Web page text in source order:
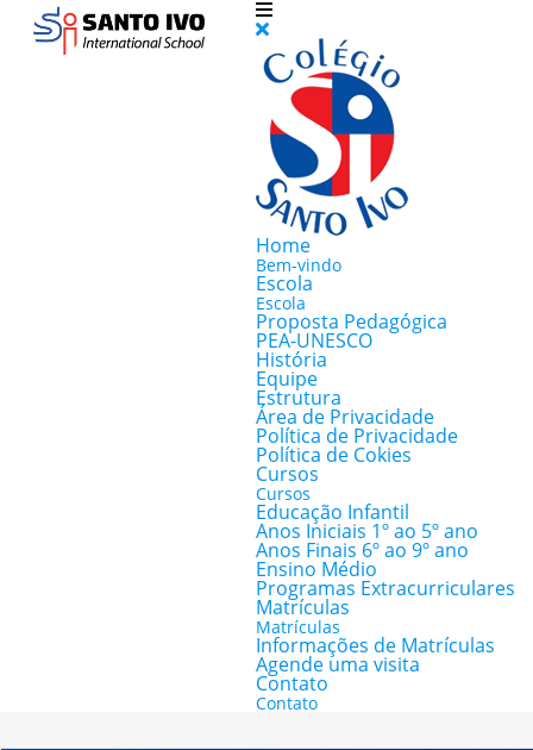
Home
Bem-vindo
Escola
Escola
Proposta Pedagógica
PEA-UNESCO
História
Equipe
Estrutura
Área de Privacidade
Política de Privacidade
Política de Cokies
Cursos
Cursos
Educação Infantil
Anos Iniciais 1º ao 5º ano
Anos Finais 6º ao 9º ano
Ensino Médio
Programas Extracurriculares
Matrículas
Matrículas
Informações de Matrículas
Agende uma visita
Contato
Contato